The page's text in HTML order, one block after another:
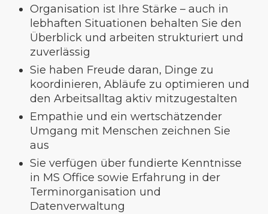
Organisation ist Ihre Stärke – auch in
lebhaften Situationen behalten Sie den
Überblick und arbeiten strukturiert und
zuverlässig
Sie haben Freude daran, Dinge zu
koordinieren, Abläufe zu optimieren und
den Arbeitsalltag aktiv mitzugestalten
Empathie und ein wertschätzender
Umgang mit Menschen zeichnen Sie
aus
Sie verfügen über fundierte Kenntnisse
in MS Office sowie Erfahrung in der
Terminorganisation und
Datenverwaltung